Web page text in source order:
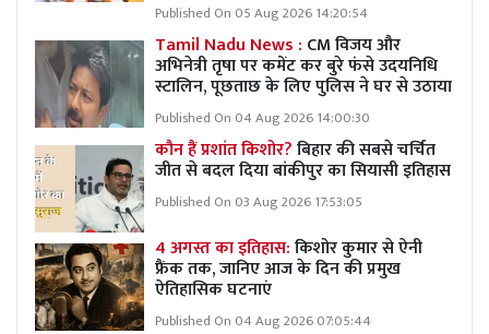
Published On 05 Aug 2026 14:20:54
Tamil Nadu News : CM विजय और
अभिनेत्री तृषा पर कमेंट कर बुरे फंसे उदयनिधि
स्टालिन, पूछताछ के लिए पुलिस ने घर से उठाया
Published On 04 Aug 2026 14:00:30
कौन हैं प्रशांत किशोर?बिहार की सबसे चर्चित
जीत से बदल दिया बांकीपुर का सियासी इतिहास
Published On 03 Aug 2026 17:53:05
4 अगस्त का इतिहास:किशोर कुमार से ऐनी
फ्रैंक तक, जानिए आज के दिन की प्रमुख
ऐतिहासिक घटनाएं
Published On 04 Aug 2026 07:05:44